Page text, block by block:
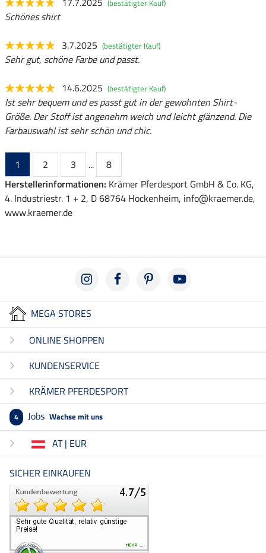
(bestätigter Kauf)
Schönes shirt
3.7.2025 (bestätigter Kauf)
Sehr gut, schöne Farbe und passt.
14.6.2025 (bestätigter Kauf)
Ist sehr bequem und es passt gut in der gewohnten Shirt-
Größe. Der Stoff ist angenehm weich und leicht glänzend. Die
Farbauswahl ist sehr schön und chic.
1 2 3 ...
8
Herstellerinformationen: Krämer Pferdesport GmbH & Co. KG,
4. Industriestr. 1 + 2, D 68764 Hockenheim, info@kraemer.de,
www.kraemer.de
MEGA STORES
ONLINE SHOPPEN
KUNDENSERVICE
KRÄMER PFERDESPORT
4 Jobs Wachse mit uns
AT | EUR
SICHER EINKAUFEN